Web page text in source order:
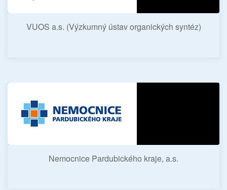
VUOS a.s. (Výzkumný ústav organických syntéz)
Nemocnice Pardubického kraje, a.s.